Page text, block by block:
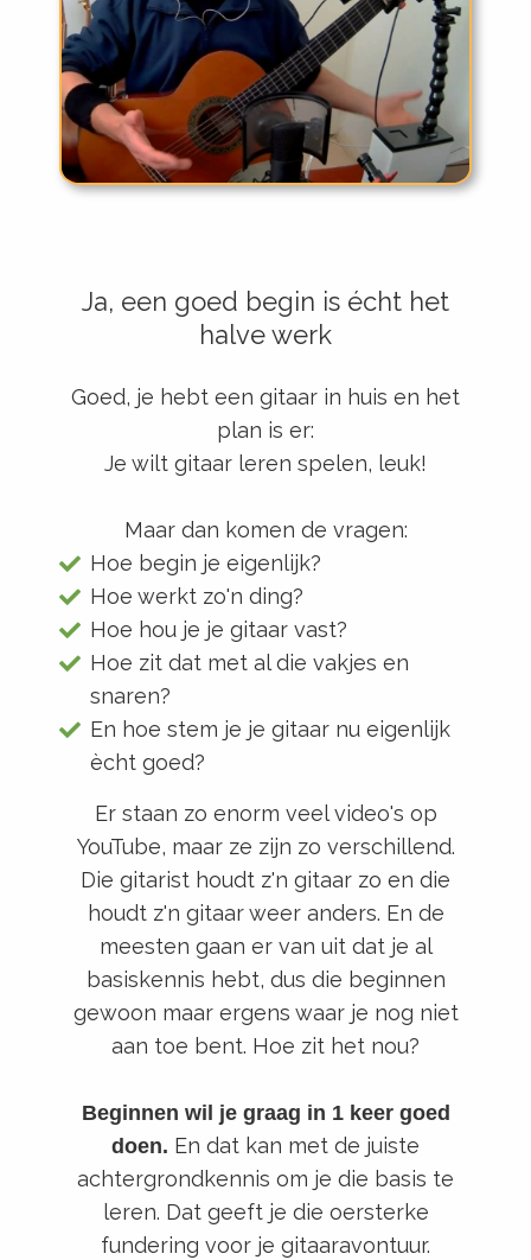
Ja, een goed begin is écht het
halve werk
Goed, je hebt een gitaar in huis en het
plan is er:
Je wilt gitaar leren spelen, leuk!
Maar dan komen de vragen:
Hoe begin je eigenlijk?
Hoe werkt zo'n ding?
Hoe hou je je gitaar vast?
Hoe zit dat met al die vakjes en
snaren?
En hoe stem je je gitaar nu eigenlijk
ècht goed?
Er staan zo enorm veel video's op
YouTube, maar ze zijn zo verschillend.
Die gitarist houdt z'n gitaar zo en die
houdt z'n gitaar weer anders. En de
meesten gaan er van uit dat je al
basiskennis hebt, dus die beginnen
gewoon maar ergens waar je nog niet
aan toe bent. Hoe zit het nou?
Beginnen wil je graag in 1 keer goed
doen. En dat kan met de juiste
achtergrondkennis om je die basis te
leren. Dat geeft je die oersterke
fundering voor je gitaaravontuur.